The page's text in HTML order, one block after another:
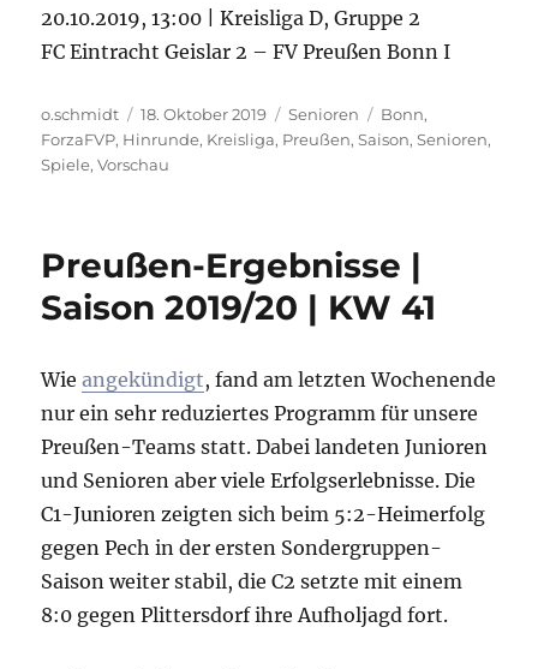
20.10.2019, 13:00 | Kreisliga D, Gruppe 2
FC Eintracht Geislar 2 – FV Preußen Bonn I
Autor
o.schmidt
Veröffentlicht
am
18. Oktober 2019 Kategorien
Senioren Schlagwörter
Bonn,
ForzaFVP, Hinrunde, Kreisliga, Preußen,Saison,Senioren,
Spiele,Vorschau
Preußen-Ergebnisse |
Saison 2019/20 | KW 41
Wieangekündigt, fand am letzten Wochenende
nur ein sehr reduziertes Programm für unsere
Preußen-Teams statt. Dabei landeten Junioren
und Senioren aber viele Erfolgserlebnisse. Die
C1-Junioren zeigten sich beim 5:2-Heimerfolg
gegen Pech in der ersten Sondergruppen-
Saison weiter stabil, die C2 setzte mit einem
8:0 gegen Plittersdorf ihre Aufholjagd fort.